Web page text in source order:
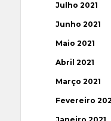
Julho 2021
Junho 2021
Maio 2021
Abril 2021
Março 2021
Fevereiro